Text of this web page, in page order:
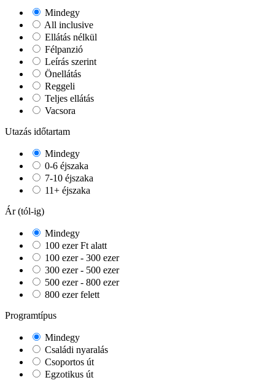
Mindegy
All inclusive
Ellátás nélkül
Félpanzió
Leírás szerint
Önellátás
Reggeli
Teljes ellátás
Vacsora
Utazás időtartam
Mindegy
0-6 éjszaka
7-10 éjszaka
11+ éjszaka
Ár (tól-ig)
Mindegy
100 ezer Ft alatt
100 ezer - 300 ezer
300 ezer - 500 ezer
500 ezer - 800 ezer
800 ezer felett
Programtípus
Mindegy
Családi nyaralás
Csoportos út
Egzotikus út